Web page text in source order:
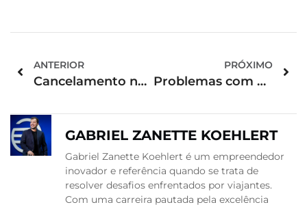
ANTERIOR
Cancelamento no Aeroporto Internacional de Belo Horizonte
PRÓXIMO
Problemas com a bagagem na Iberia Brasil?Saiba o que fazer
GABRIEL ZANETTE KOEHLERT
Gabriel Zanette Koehlert é um empreendedor
inovador e referência quando se trata de
resolver desafios enfrentados por viajantes.
Com uma carreira pautada pela excelência